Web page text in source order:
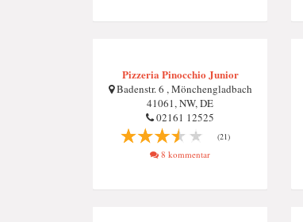
Pizzeria Pinocchio Junior
Badenstr. 6 , Mönchengladbach
41061, NW, DE
02161 12525
(21)
8 kommentar